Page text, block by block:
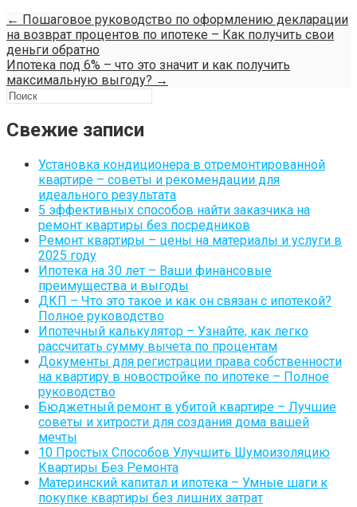
← Пошаговое руководство по оформлению декларации
на возврат процентов по ипотеке – Как получить свои
деньги обратно
Ипотека под 6% – что это значит и как получить
максимальную выгоду? →
Свежие записи
Установка кондиционера в отремонтированной
квартире – советы и рекомендации для
идеального результата
5 эффективных способов найти заказчика на
ремонт квартиры без посредников
Ремонт квартиры – цены на материалы и услуги в
2025 году
Ипотека на 30 лет – Ваши финансовые
преимущества и выгоды
ДКП – Что это такое и как он связан с ипотекой?
Полное руководство
Ипотечный калькулятор – Узнайте, как легко
рассчитать сумму вычета по процентам
Документы для регистрации права собственности
на квартиру в новостройке по ипотеке – Полное
руководство
Бюджетный ремонт в убитой квартире – Лучшие
советы и хитрости для создания дома вашей
мечты
10 Простых Способов Улучшить Шумоизоляцию
Квартиры Без Ремонта
Материнский капитал и ипотека – Умные шаги к
покупке квартиры без лишних затрат